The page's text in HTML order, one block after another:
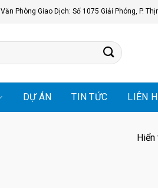
Văn Phòng Giao Dịch: Số 1075 Giải Phóng, P.
DỰ ÁN TIN TỨC LIÊN
Hiển